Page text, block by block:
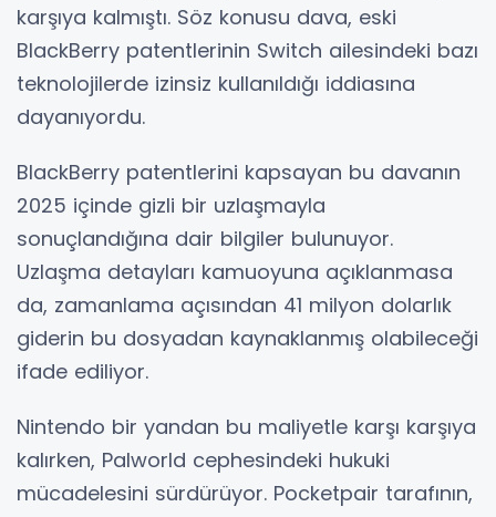
karşıya kalmıştı. Söz konusu dava, eski
BlackBerry patentlerinin Switch ailesindeki bazı
teknolojilerde izinsiz kullanıldığı iddiasına
dayanıyordu.
BlackBerry patentlerini kapsayan bu davanın
2025 içinde gizli bir uzlaşmayla
sonuçlandığına dair bilgiler bulunuyor.
Uzlaşma detayları kamuoyuna açıklanmasa
da, zamanlama açısından 41 milyon dolarlık
giderin bu dosyadan kaynaklanmış olabileceği
ifade ediliyor.
Nintendo bir yandan bu maliyetle karşı karşıya
kalırken, Palworld cephesindeki hukuki
mücadelesini sürdürüyor. Pocketpair tarafının,